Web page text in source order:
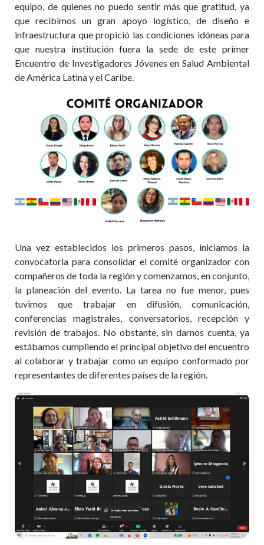
equipo, de quienes no puedo sentir más que gratitud, ya
que recibimos un gran apoyo logístico, de diseño e
infraestructura que propició las condiciones idóneas para
que nuestra institución fuera la sede de este primer
Encuentro de Investigadores Jóvenes en Salud Ambiental
de América Latina y el Caribe.
Una vez establecidos los primeros pasos, iniciamos la
convocatoria para consolidar el comité organizador con
compañeros de toda la región y comenzamos, en conjunto,
la planeación del evento. La tarea no fue menor, pues
tuvimos que trabajar en difusión, comunicación,
conferencias magistrales, conversatorios, recepción y
revisión de trabajos. No obstante, sin darnos cuenta, ya
estábamos cumpliendo el principal objetivo del encuentro
al colaborar y trabajar como un equipo conformado por
representantes de diferentes países de la región.